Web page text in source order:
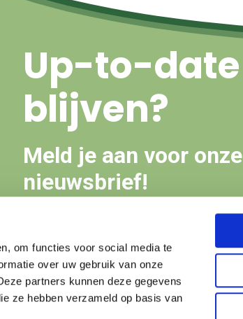
om functies voor social media te
over uw gebruik van onze
partners kunnen deze gegevens
ze hebben verzameld op basis van
Up-to-date
blijven?
Meld je aan voor onze
nieuwsbrief!